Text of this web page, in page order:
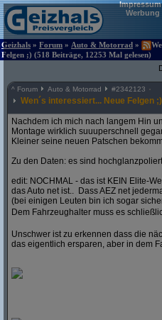
Impressum
Werbung
Geizhals » Forum » Auto & Motorrad »
Felgen ;) (518 Beiträge, 12253 Mal gelesen)
^ Forum Auto & Motorrad #2342123
Wen´s interessiert... Neue Felgen ;)
Nachdem ich mich nach langem Hin
Montage wirklich suuuperschnell
Kleiner seine neuen Patschen
Zu den Daten: es sind
edit: NOCHMAL - das ist KEIN Elite-
das Auto net ist.. Dass AEZ net
(bei einigen Leuten bin ich sogar
Dem Fahrzeughalter muss es
Unschwer ist zu erkennen dass die
das eigentlich ersparen, aber in dem